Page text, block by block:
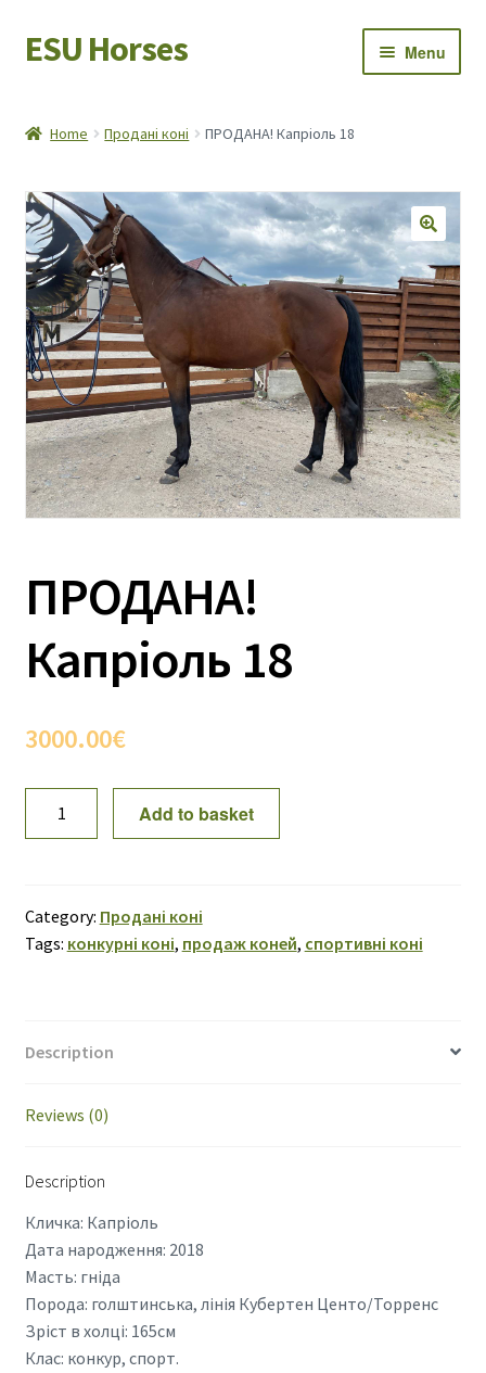
Skip
to
Skip
to
ESU Horses Menu
Save Horses
My account
Home Продані коні ПРОДАНА! Капріоль 18
ПРОДАНА!
Капріоль 18
3000.00€
Add to basket
Category: Продані коні
Tags: конкурні коні, продаж коней, спортивні коні
Description
Reviews (0)
Description
Кличка: Капріоль
Дата народження: 2018
Масть: гніда
Порода: голштинська, лінія Кубертен Центо/Торренс
Зріст в холці: 165см
Клас: конкур, спорт.